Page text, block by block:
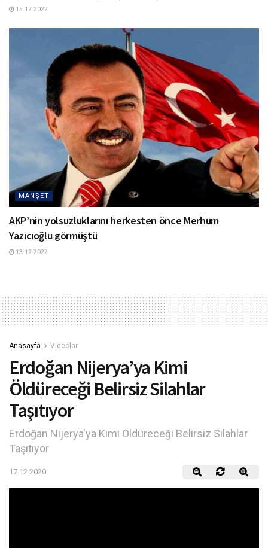
15.12.2022
MANŞET
AKP’nin yolsuzluklarını herkesten önce Merhum
Yazıcıoğlu görmüştü
13.12.2022
Anasayfa Videolar
Erdoğan Nijerya’ya Kimi
Öldüreceği Belirsiz Silahlar
Taşıtıyor
Erdoğan Nijerya'ya Kimi Öldüreceği Belirsiz Silahlar
Taşıtıyor
17.12.2020